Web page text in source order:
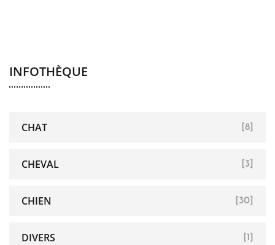
INFOTHÈQUE
CHAT [8]
CHEVAL [3]
CHIEN [30]
DIVERS [1]